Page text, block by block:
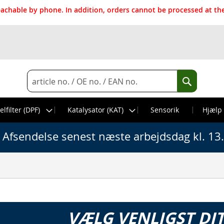
by phone. In addition, orders cannot be processed at
Search
Search
(DPF)
Katalysator (KAT) Sensorik Hjælp
Afsendelse senest næste arbejdsdag kl.
VÆLG VENLIGST